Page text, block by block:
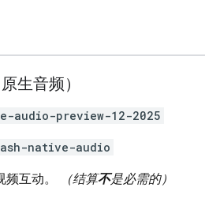
生音频）
audio-preview-12-2025
native-audio
互动。 （结算不是必需的）